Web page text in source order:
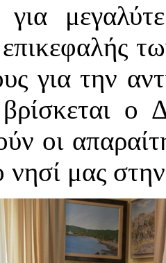
για την
ο
οι
νησί μας